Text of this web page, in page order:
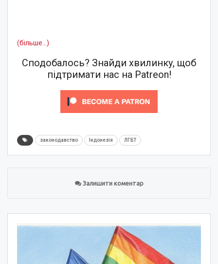
(більше…)
Сподобалось? Знайди хвилинку, щоб
підтримати нас на Patreon!
законодавство Індонезія ЛГБТ
Залишити коментар